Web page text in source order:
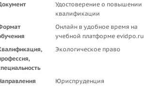
Удостоверение о повышении
квалификации
Онлайн в удобное время на
учебной платформе evidpo.ru
Экологическое право
Юриспруденция